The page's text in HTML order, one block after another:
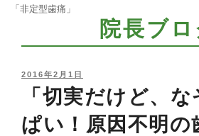
「非定型歯痛」
院長ブ
POSTED
ON
2016年2月1日
「切実だけど、
ぱい！原因不明の